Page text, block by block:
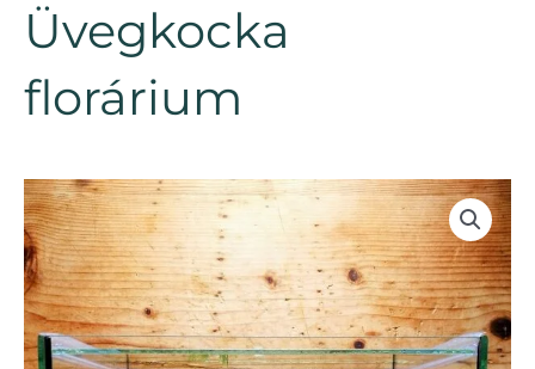
Üvegkocka
florárium